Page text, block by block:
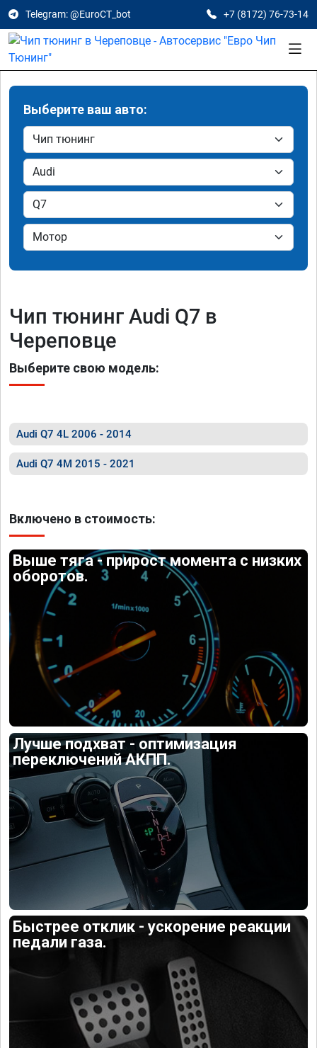
Telegram: @EuroCT_bot +7 (8172) 76-73-14
Выберите ваш авто:
Чип тюнинг Audi Q7 в
Череповце
Выберите свою модель:
Audi Q7 4L 2006 - 2014
Audi Q7 4M 2015 - 2021
Включено в стоимость:
Выше тяга - прирост момента с низких
оборотов.
Лучше подхват - оптимизация
переключений АКПП.
Быстрее отклик - ускорение реакции
педали газа.